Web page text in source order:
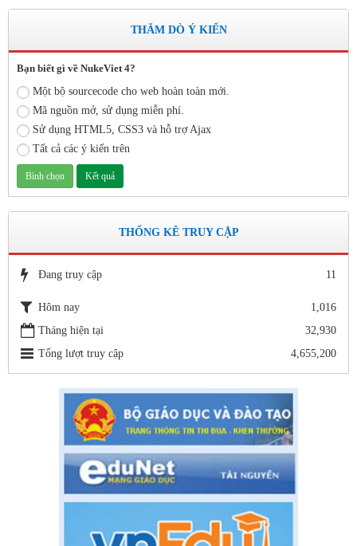
THĂM DÒ Ý KIẾN
Bạn biết gì về NukeViet 4?
Một bộ sourcecode cho web hoàn toàn mới.
Mã nguồn mở, sử dụng miễn phí.
Sử dụng HTML5, CSS3 và hỗ trợ Ajax
Tất cả các ý kiến trên
THỐNG KÊ TRUY CẬP
Đang truy cập 11
Hôm nay
1,016
Tháng hiện tại
32,930
Tổng lượt truy cập
4,655,200